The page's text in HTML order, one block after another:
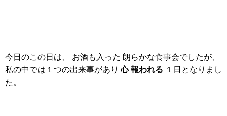
今日のこの日は、 お酒も入った 朗らかな食事会でしたが、
私の中では１つの出来事があり 心 報われる １日となりまし
た。